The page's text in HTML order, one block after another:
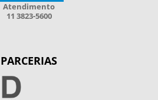
Atendimento
11 3823-5600
PARCERIAS